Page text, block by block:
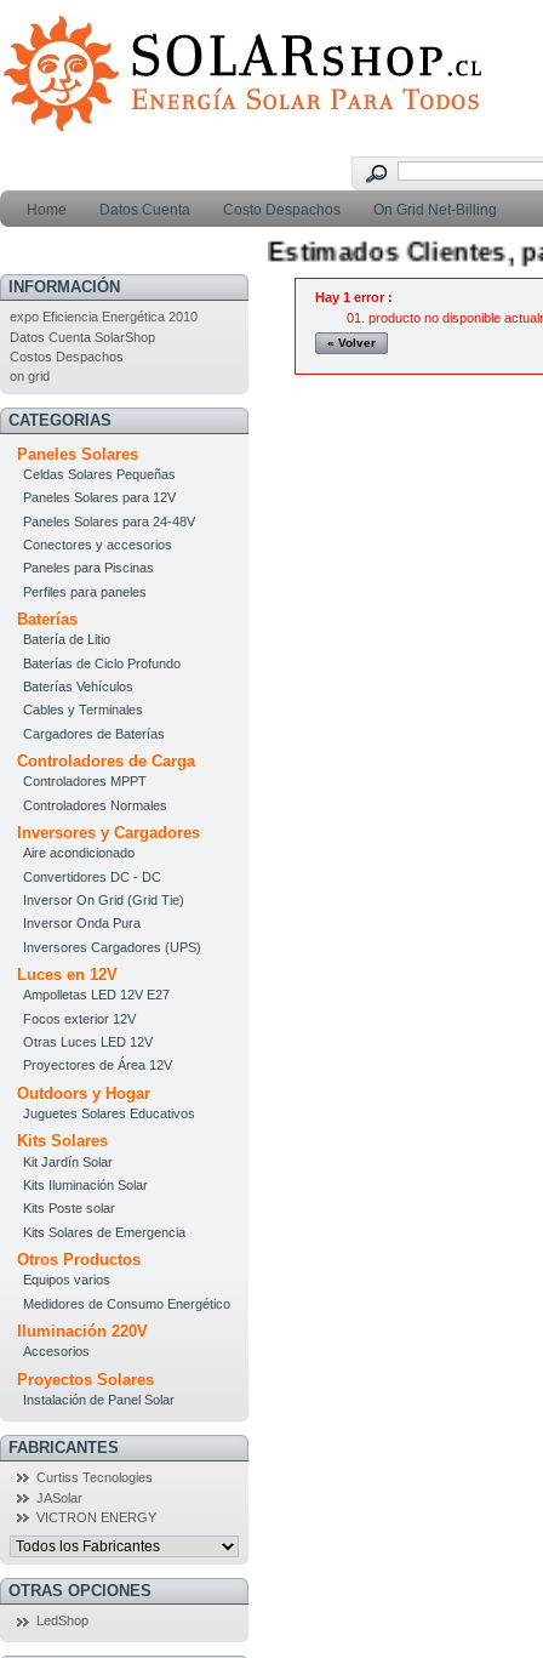
Home Datos Cuenta Costo Despachos On Grid Net-Billing
Estimados Clientes,
INFORMACIÓN
expo Eficiencia Energética 2010
Datos Cuenta SolarShop
Costos Despachos
on grid
CATEGORIAS
Paneles Solares
Celdas Solares Pequeñas
Paneles Solares para 12V
Paneles Solares para 24-48V
Conectores y accesorios
Paneles para Piscinas
Perfiles para paneles
Baterías
Batería de Litio
Baterías de Ciclo Profundo
Baterías Vehículos
Cables y Terminales
Cargadores de Baterías
Controladores de Carga
Controladores MPPT
Controladores Normales
Inversores y Cargadores
Aire acondicionado
Convertidores DC - DC
Inversor On Grid (Grid Tie)
Inversor Onda Pura
Inversores Cargadores (UPS)
Luces en 12V
Ampolletas LED 12V E27
Focos exterior 12V
Otras Luces LED 12V
Proyectores de Área 12V
Outdoors y Hogar
Juguetes Solares Educativos
Kits Solares
Kit Jardín Solar
Kits Iluminación Solar
Kits Poste solar
Kits Solares de Emergencia
Otros Productos
Equipos varios
Medidores de Consumo Energético
Iluminación 220V
Accesorios
Proyectos Solares
Instalación de Panel Solar
FABRICANTES
Curtiss Tecnologies
JASolar
VICTRON ENERGY
OTRAS OPCIONES
LedShop
Hay 1 error :
producto no disponible
« Volver